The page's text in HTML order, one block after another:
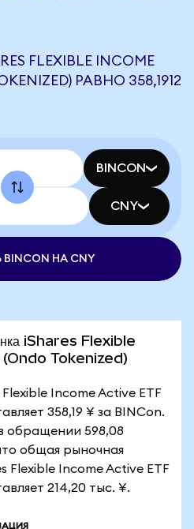
FLEXIBLE INCOME
РАВНО 358,1912
BINCON
CNY
НА CNY
iShares Flexible
Tokenized)
Income Active ETF
358,19 ¥ за BINCon.
обращении 598,08
общая рыночная
Flexible Income Active ETF
214,20 тыс. ¥.